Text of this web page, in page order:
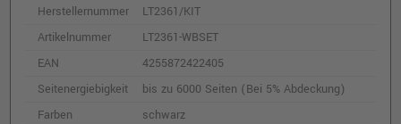
Herstellernummer
LT2361/KIT
Artikelnummer
LT2361-WBSET
EAN
4255872422405
Seitenergiebigkeit
bis zu 6000 Seiten (Bei 5% Abdeckung)
Farben
schwarz